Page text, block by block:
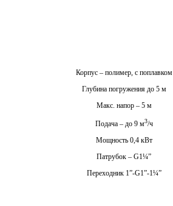
Корпус – полимер, с поплавком
Глубина погружения до 5 м
Макс. напор – 5 м
Подача – до 9 м3/ч
Мощность 0,4 кВт
Патрубок – G1¼”
Переходник 1”-G1”-1¼”